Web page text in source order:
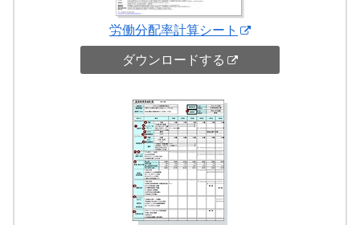
労働分配率計算シート
ダウンロードする